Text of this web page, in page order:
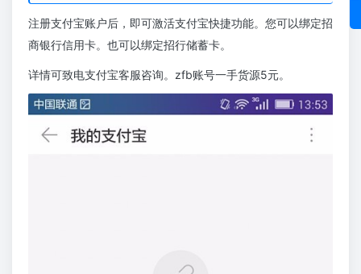
注册支付宝账户后，即可激活支付宝快捷功能。您可以绑定招
商银行信用卡。也可以绑定招行储蓄卡。
详情可致电支付宝客服咨询。zfb账号一手货源5元。